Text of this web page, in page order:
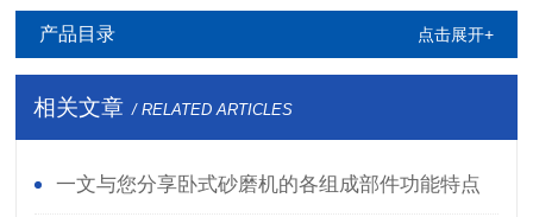
产品目录 点击展开+
相关文章 / RELATED ARTICLES
一文与您分享卧式砂磨机的各组成部件功能特点